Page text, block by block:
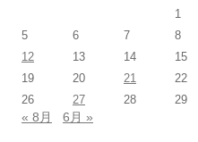
1
5
6 7 8
12
13 14 15
19
20 21 22
26
27 28 29
« 8月 6月 »